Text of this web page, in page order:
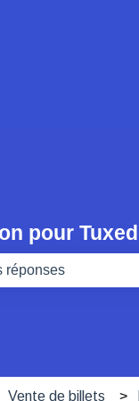
traductions
pour
Vente de billets